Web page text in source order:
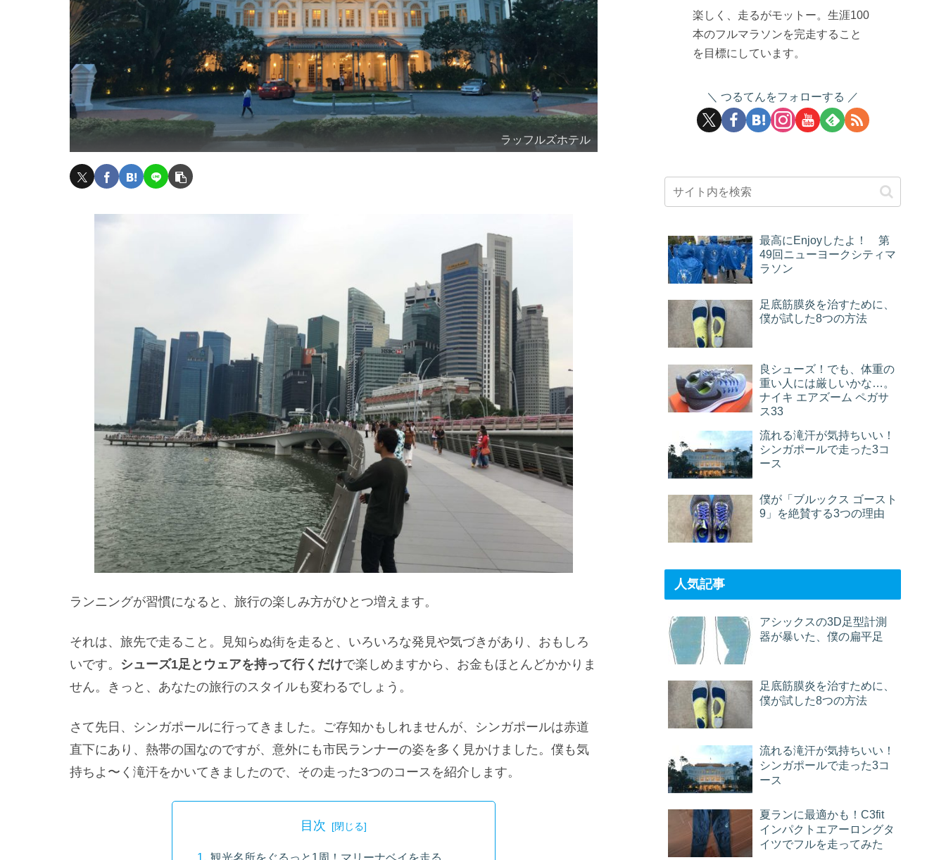
ラッフルズホテル
ランニングが習慣になると、旅行の楽しみ方がひとつ増えます。
それは、旅先で走ること。見知らぬ街を走ると、いろいろな発見や気づきがあり、おもしろ
いです。 シューズ1足とウェアを持って行くだけで楽しめますから、お金もほとんどかかりま
せん。きっと、あなたの旅行のスタイルも変わるでしょう。
さて先日、シンガポールに行ってきました。ご存知かもしれませんが、シンガポールは赤道
直下にあり、熱帯の国なのですが、意外にも市民ランナーの姿を多く見かけました。僕も気
持ちよ〜く滝汗をかいてきましたので、その走った3つのコースを紹介します。
目次
観光名所をぐるっと1周！マリーナベイを走る
楽しく、走るがモットー。生涯100
本のフルマラソンを完走すること
を目標にしています。
つるてんをフォローする
最高にEnjoyしたよ！ 第
49回ニューヨークシティマ
ラソン
足底筋膜炎を治すために、
僕が試した8つの方法
良シューズ！でも、体重の
重い人には厳しいかな…。
ナイキ エアズーム ペガサ
ス33
流れる滝汗が気持ちいい！
シンガポールで走った3コ
ース
僕が「ブルックス ゴースト
9」を絶賛する3つの理由
人気記事
アシックスの3D足型計測
器が暴いた、僕の扁平足
足底筋膜炎を治すために、
僕が試した8つの方法
流れる滝汗が気持ちいい！
シンガポールで走った3コ
ース
夏ランに最適かも！C3fit
インパクトエアーロングタ
イツでフルを走ってみた